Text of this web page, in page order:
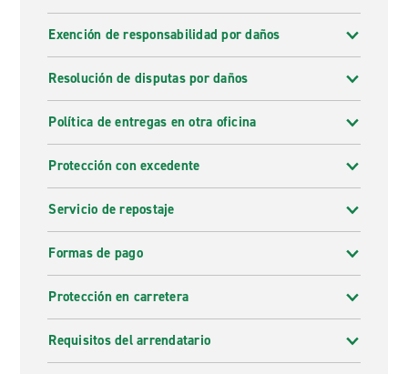
Exención de responsabilidad por daños
Resolución de disputas por daños
Política de entregas en otra oficina
Protección con excedente
Servicio de repostaje
Formas de pago
Protección en carretera
Requisitos del arrendatario